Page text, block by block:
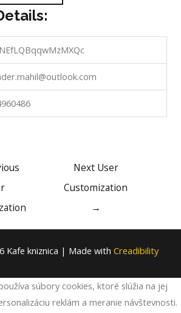
Next User
Customization
→
Kafe kniznica | Made with Creadibility
súbory cookies, ktoré slúžia na jej
reklám a meranie návštevnosti.